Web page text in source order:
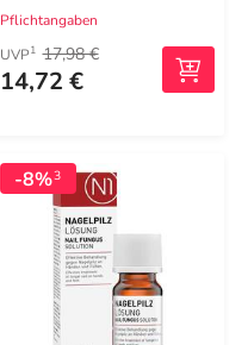
Pflichtangaben
UVP1 17,98 €
14,72 €
-8%3